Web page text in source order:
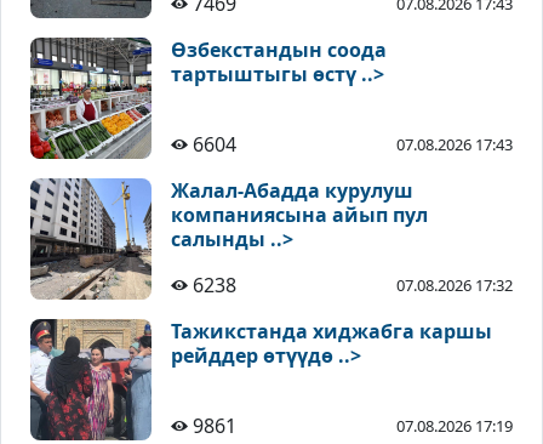
Өзбекстандын соода
тартыштыгы өстү ..>
6604 07.08.2026 17:43
Жалал-Абадда курулуш
компаниясына айып пул
салынды ..>
6238
07.08.2026 17:32
Тажикстанда хиджабга каршы
рейддер өтүүдө ..>
9861 07.08.2026 17:19